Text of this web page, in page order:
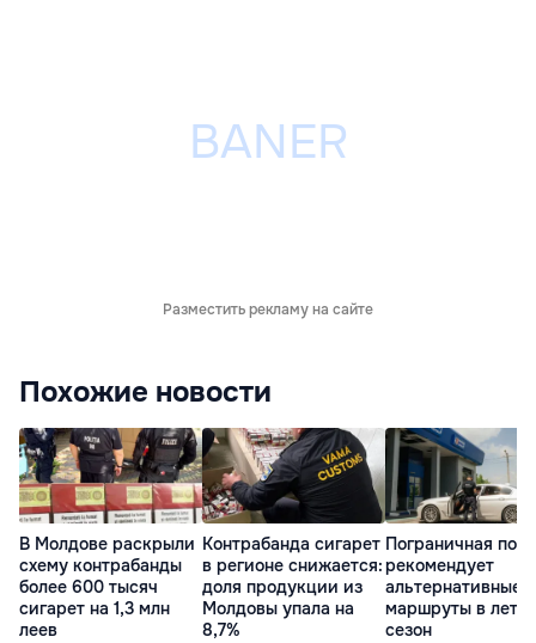
Разместить рекламу на сайте
Похожие новости
В Молдове раскрыли
схему контрабанды
более 600 тысяч
сигарет на 1,3 млн
леев
Контрабанда сигарет
в регионе снижается:
доля продукции из
Молдовы упала на
8,7%
Пограничная
рекомендует
альтернативные
маршруты в
сезон